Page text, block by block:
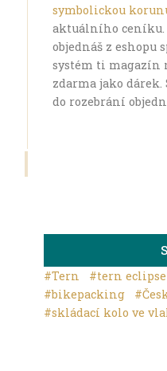
symbolickou
aktuálního ceníku.
objednáš z eshopu
systém ti magazín
zdarma jako
do rozebrání
#Tern
#tern eclipse
#bikepacking
#skládací kolo ve